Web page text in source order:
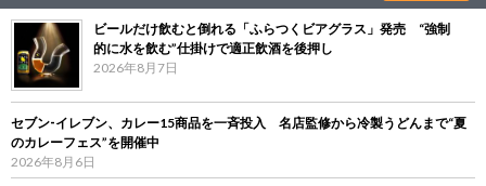
ビールだけ飲むと倒れる「ふらつくビアグラス」発売 “強制
的に水を飲む”仕掛けで適正飲酒を後押し
2026年8月7日
セブン‐イレブン、カレー15商品を一斉投入 名店監修から冷製うどんまで“夏
のカレーフェス”を開催中
2026年8月6日